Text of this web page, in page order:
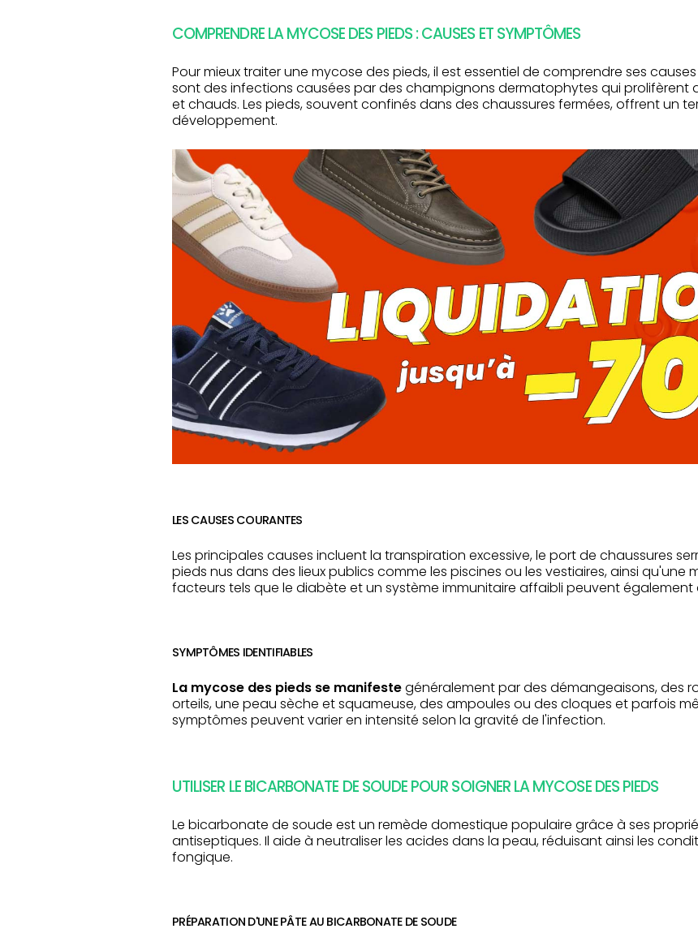
COMPRENDRE LA MYCOSE DES PIEDS : CAUSES ET SYMPTÔMES
Pour mieux traiter une mycose des pieds, il est essentiel de comprendre ses
sont des infections causées par des champignons dermatophytes qui prolifèrent
et chauds. Les pieds, souvent confinés dans des chaussures fermées, offrent un
développement.
LES CAUSES COURANTES
Les principales causes incluent la transpiration excessive, le port de chaussures
pieds nus dans des lieux publics comme les piscines ou les vestiaires, ainsi qu'une
facteurs tels que le diabète et un système immunitaire affaibli peuvent
SYMPTÔMES IDENTIFIABLES
La mycose des pieds se manifestegénéralement par des démangeaisons, des
orteils, une peau sèche et squameuse, des ampoules ou des cloques et parfois
symptômes peuvent varier en intensité selon la gravité de l'infection.
UTILISER LE BICARBONATE DE SOUDE POUR SOIGNER LA MYCOSE DES PIEDS
Le bicarbonate de soude est un remède domestique populaire grâce à ses
antiseptiques. Il aide à neutraliser les acides dans la peau, réduisant ainsi les
fongique.
PRÉPARATION D'UNE PÂTE AU BICARBONATE DE SOUDE